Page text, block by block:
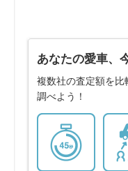
あなたの愛車、
複数社の査定額を比
調べよう！